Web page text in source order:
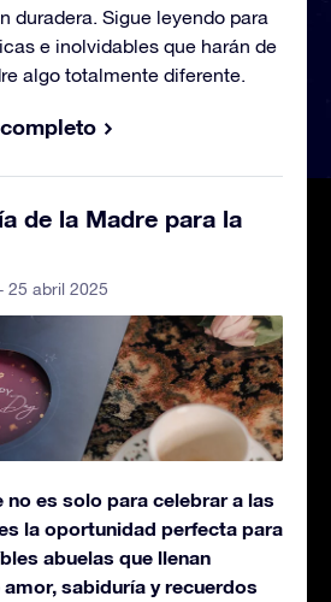
duradera. Sigue leyendo para
e inolvidables que harán de
algo totalmente diferente.
de la Madre para la
25 abril 2025
no es solo para celebrar a las
la oportunidad perfecta para
abuelas que llenan
sabiduría y recuerdos